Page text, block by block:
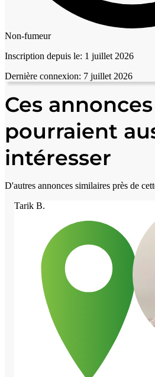
Non-fumeur
Inscription depuis le: 1 juillet 2026
Dernière connexion: 7 juillet 2026
Ces annonces
pourraient
intéresser
D'autres annonces similaires près de
Tarik B.